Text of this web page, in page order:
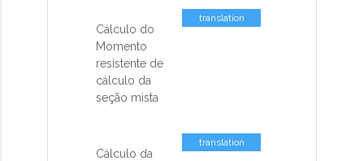
Cálculo do
Momento
resistente de
cálculo da
seção mista
translation
Cálculo da
translation